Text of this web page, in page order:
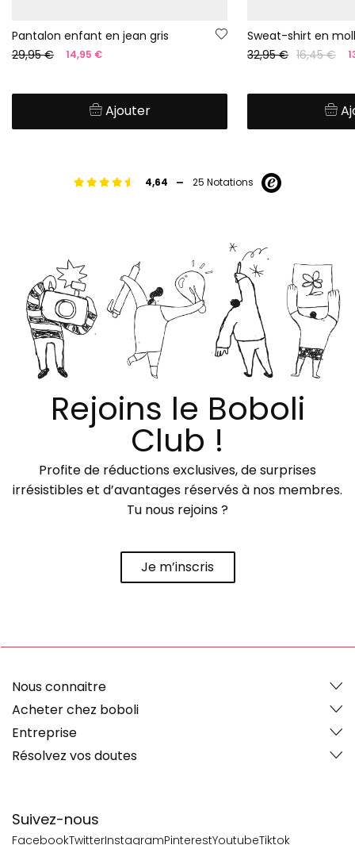
Pantalon enfant en jean gris
29,95 €
14,95 €
Ajouter
32,95 € 16,45 €
4,64 - 25 Notations
Rejoins le Boboli
Club !
Profite de réductions exclusives, de surprises
irrésistibles et d’avantages réservés à nos membres.
Tu nous rejoins ?
Je m’inscris
Suivez-nous
FacebookTwitterInstagramPinterestYoutubeTiktok
Nous connaitre
Acheter chez boboli
Entreprise
Résolvez vos doutes